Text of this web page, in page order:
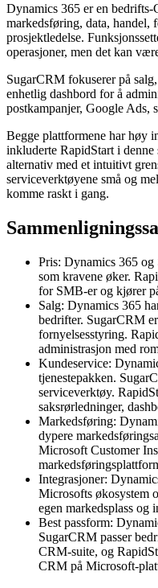
Dynamics 365 er en
markedsføring, data,
prosjektledelse.
operasjoner, men det kan
SugarCRM fokuserer på
enhetlig dashbord for å
postkampanjer, Google Ads,
Begge plattformene har høy
inkluderte RapidStart i
alternativ med et intuitivt
serviceverktøyene små og
komme raskt i gang.
Pris: Dynamics 365
som kravene øker.
for SMB-er og kjører
Salg: Dynamics 365
bedrifter. SugarCRM
fornyelsesstyring.
administrasjon med
Kundeservice:
tjenestepakken.
serviceverktøy.
saksrørledninger,
Markedsføring:
dypere
Microsoft Customer
Integrasjoner:
Microsofts økosystem
egen markedsplass og
Best passform:
SugarCRM passer
CRM-suite, og
CRM på Microsoft-